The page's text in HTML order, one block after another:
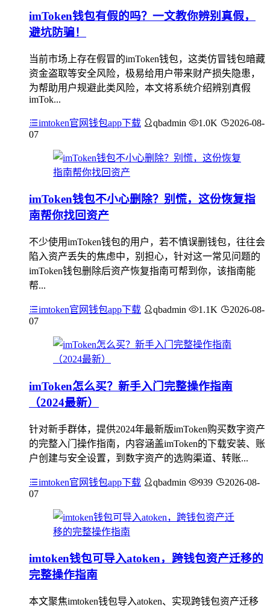
imToken钱包有假的吗？一文教你辨别真假，
避坑防骗！
当前市场上存在假冒的imToken钱包，这类仿冒钱包暗藏
资金盗取等安全风险，极易给用户带来财产损失隐患，
为帮助用户规避此类风险，本文将系统介绍辨别真假
imTok...
imtoken官网钱包app下载 qbadmin 1.0K
2026-08-
07
imToken钱包不小心删除？别慌，这份恢复指
南帮你找回资产
不少使用imToken钱包的用户，若不慎误删钱包，往往会
陷入资产丢失的焦虑中，别担心，针对这一常见问题的
imToken钱包删除后资产恢复指南可帮到你，该指南能
帮...
imtoken官网钱包app下载 qbadmin 1.1K
2026-08-
07
imToken怎么买？新手入门完整操作指南
（2024最新）
针对新手群体，提供2024年最新版imToken购买数字资产
的完整入门操作指南，内容涵盖imToken的下载安装、账
户创建与安全设置，到数字资产的选购渠道、转账...
imtoken官网钱包app下载 qbadmin 939
2026-08-
07
imtoken钱包可导入atoken，跨钱包资产迁移的
完整操作指南
本文聚焦imtoken钱包导入atoken、实现跨钱包资产迁移